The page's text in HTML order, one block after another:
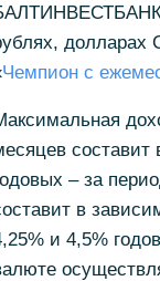
Чемпион с
– за
в
и 4,5%